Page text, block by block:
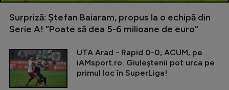
Surpriză: Ștefan Baiaram, propus la o echipă din
Serie A! ”Poate să dea 5-6 milioane de euro”
UTA Arad - Rapid 0-0, ACUM, pe
iAMsport.ro. Giuleștenii pot urca pe
primul loc în SuperLiga!